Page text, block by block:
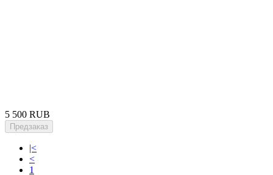
5 500 RUB
Предзаказ
|<
<
1